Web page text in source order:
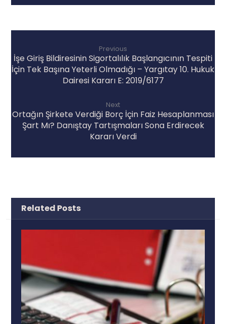
Previous
İşe Giriş Bildiresinin Sigortalılık Başlangıcının Tespiti
İçin Tek Başına Yeterli Olmadığı – Yargıtay 10. Hukuk
Dairesi Kararı E: 2019/6177
Next
Ortağın Şirkete Verdiği Borç İçin Faiz Hesaplanması
Şart Mı? Danıştay Tartışmaları Sona Erdirecek
Kararı Verdi
Related Posts